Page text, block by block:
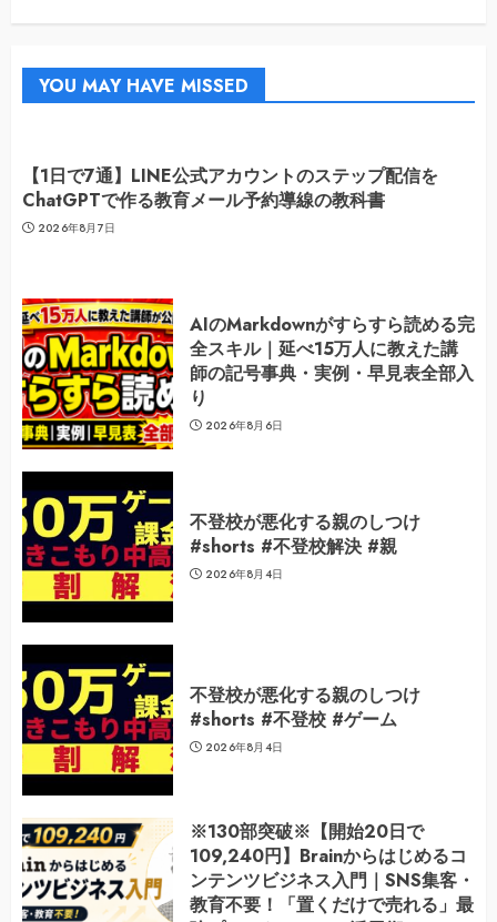
YOU MAY HAVE MISSED
【1日で7通】LINE公式アカウントのステップ配信を
ChatGPTで作る教育メール予約導線の教科書
2026年8月7日
AIのMarkdownがすらすら読める完
全スキル｜延べ15万人に教えた講
師の記号事典・実例・早見表全部入
り
2026年8月6日
不登校が悪化する親のしつけ
#shorts #不登校解決 #親
2026年8月4日
不登校が悪化する親のしつけ
#shorts #不登校 #ゲーム
2026年8月4日
※130部突破※【開始20日で
109,240円】Brainからはじめるコ
ンテンツビジネス入門｜SNS集客・
教育不要！「置くだけで売れる」最